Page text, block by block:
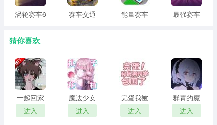
2、当然除了外观还有属性也是可以通过改装来进行提升
的。
涡轮赛车6
赛车交通
能量赛车
最强赛车
猜你喜欢
一起回家
吧 汉化版
进入
魔法少女
露娜的灾
难 官方正
进入
完蛋我被
男同学包
围了 完整
进入
群青的魔
女 2026最
新版
进入